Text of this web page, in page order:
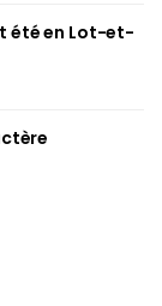
été en Lot-et-